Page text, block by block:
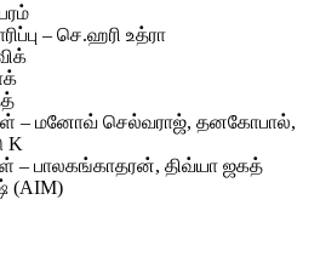
– செ.ஹரி உத்ரா
– மனோவ் செல்வராஜ், தனகோபால்,
K
– பாலகங்காதரன், திவ்யா ஜகத்
(AIM)